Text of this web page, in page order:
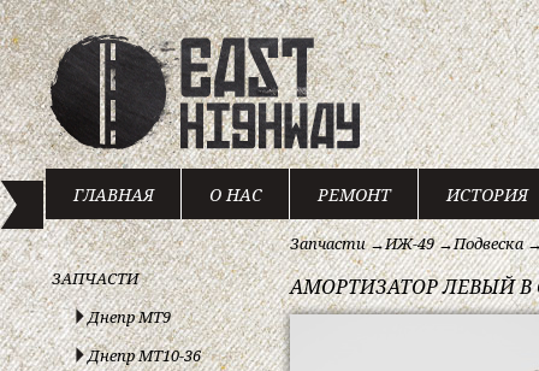
ГЛАВНАЯ О НАС РЕМОНТ ИСТОРИЯ
ЗАПЧАСТИ
Днепр МТ9
Днепр МТ10-36
Запчасти→ИЖ-49→Подвеска
АМОРТИЗАТОР ЛЕВЫЙ В